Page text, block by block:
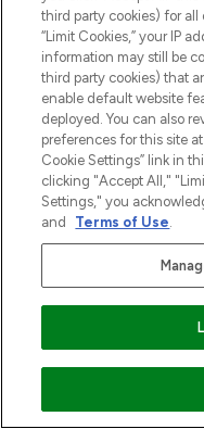
VOEG
third party cookies) for
“Limit Cookies,” your IP
information may still be
third party cookies) that
enable default website
deployed. You can also
preferences for this site
Cookie Settings” link in
clicking "Accept All,"
Settings," you
and
Terms of Use.